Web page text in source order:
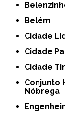
Belém
Cidade
Cidade
Cidade
Conjunto Habitacional Padre Manoel da
Nóbrega